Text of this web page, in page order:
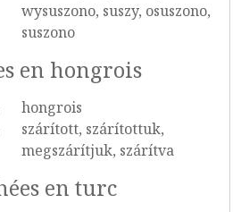
wysuszono, suszy, osuszono,
suszono
en hongrois
hongrois
szárított, szárítottuk,
megszárítjuk, szárítva
en turc